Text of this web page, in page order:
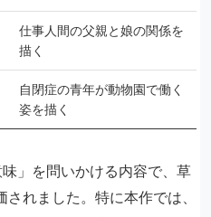
仕事人間の父親と娘の関係を
描く
自閉症の青年が動物園で働く
姿を描く
」を問いかける内容で、草
れました。特に本作では、